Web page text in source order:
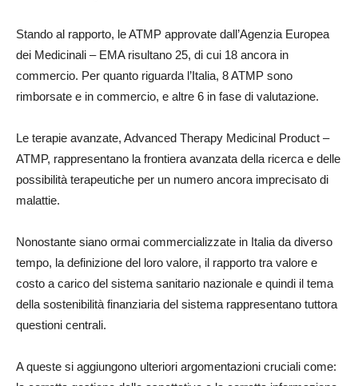
Stando al rapporto, le ATMP approvate dall’Agenzia Europea
dei Medicinali – EMA risultano 25, di cui 18 ancora in
commercio. Per quanto riguarda l’Italia, 8 ATMP sono
rimborsate e in commercio, e altre 6 in fase di valutazione.
Le terapie avanzate, Advanced Therapy Medicinal Product –
ATMP, rappresentano la frontiera avanzata della ricerca e delle
possibilità terapeutiche per un numero ancora imprecisato di
malattie.
Nonostante siano ormai commercializzate in Italia da diverso
tempo, la definizione del loro valore, il rapporto tra valore e
costo a carico del sistema sanitario nazionale e quindi il tema
della sostenibilità finanziaria del sistema rappresentano tuttora
questioni centrali.
A queste si aggiungono ulteriori argomentazioni cruciali come: